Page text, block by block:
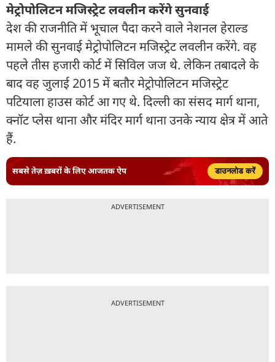
मेट्रोपोलिटन मजिस्ट्रेट लवलीन करेंगे सुनवाई
देश की राजनीति में भूचाल पैदा करने वाले नेशनल हेराल्ड
मामले की सुनवाई मेट्रोपोलिटन मजिस्ट्रेट लवलीन करेंगे. वह
पहले तीस हजारी कोर्ट में सिविल जज थे. लेकिन तबादले के
बाद वह जुलाई 2015 में बतौर मेट्रोपोलिटन मजिस्ट्रेट
पटियाला हाउस कोर्ट आ गए थे. दिल्ली का संसद मार्ग थाना,
क्नॉट प्लेस थाना और मंदिर मार्ग थाना उनके न्याय क्षेत्र में आते
हैं.
सबसे तेज़ ख़बरों के लिए आजतक ऐप डाउनलोड करें
ADVERTISEMENT
ADVERTISEMENT